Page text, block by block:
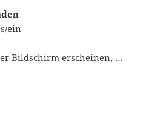
ein
Bildschirm erscheinen, …